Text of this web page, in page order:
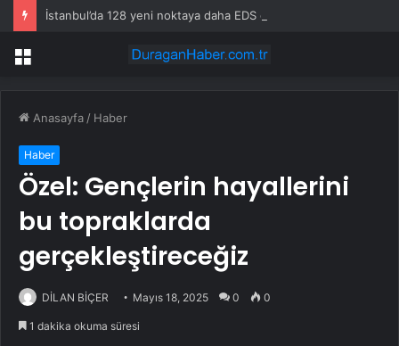
İstanbul’da 128 yeni noktaya daha EDS geliyor
Menü
Anasayfa / Haber
Haber
Özel: Gençlerin hayallerini
bu topraklarda
gerçekleştireceğiz
DİLAN BİÇER Mayıs 18, 2025 0 0
1 dakika okuma süresi